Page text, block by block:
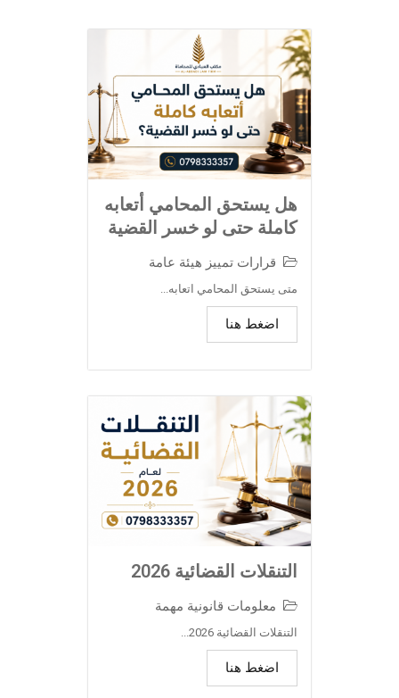
هل يستحق المحامي أتعابه
كاملة حتى لو خسر القضية
قرارات تمييز هيئة عامة
متى يستحق المحامي اتعابه...
اضغط هنا
التنقلات القضائية 2026
معلومات قانونية مهمة
التنقلات القضائية 2026...
اضغط هنا